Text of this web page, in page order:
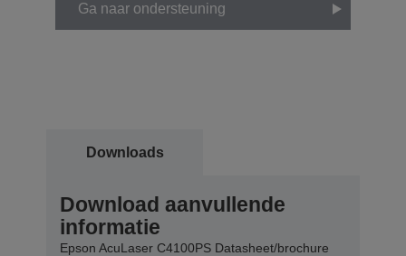
Ga naar ondersteuning
Downloads
Download aanvullende
informatie
Epson AcuLaser C4100PS Datasheet/brochure